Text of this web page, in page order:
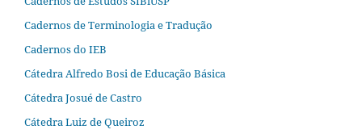
Cadernos de Terminologia e Tradução
Cadernos do IEB
Cátedra Alfredo Bosi de Educação Básica
Cátedra Josué de Castro
Cátedra Luiz de Queiroz